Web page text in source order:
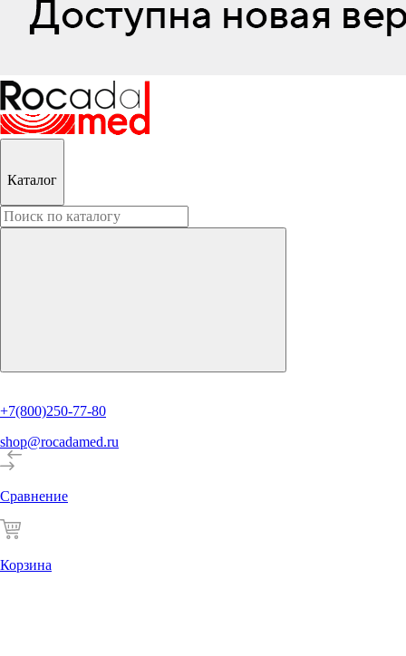
Каталог
+7(800)250-77-80
shop@rocadamed.ru
Сравнение
Корзина